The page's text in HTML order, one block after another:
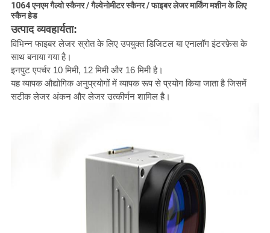
साइटमैप
PRIVACY
POLICY
1064 एनएम गैल्वो स्कैनर / गैल्वेनोमीटर स्कैनर / फाइबर लेजर मार्किंग मशीन के लिए
स्कैन हेड
उत्पाद व्यवहार्यता:
विभिन्न फाइबर लेजर स्रोत के लिए उपयुक्त डिजिटल या एनालॉग इंटरफ़ेस के
साथ बनाया गया है।
इनपुट एपर्चर 10 मिमी, 12 मिमी और 16 मिमी है।
यह व्यापक औद्योगिक अनुप्रयोगों में व्यापक रूप से प्रयोग किया जाता है जिसमें
सटीक लेजर अंकन और लेजर उत्कीर्णन शामिल है।